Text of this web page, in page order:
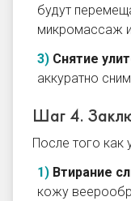
будут
микромассаж
Снятие
аккуратно
Шаг 4.
После того как
Втирание
кожу